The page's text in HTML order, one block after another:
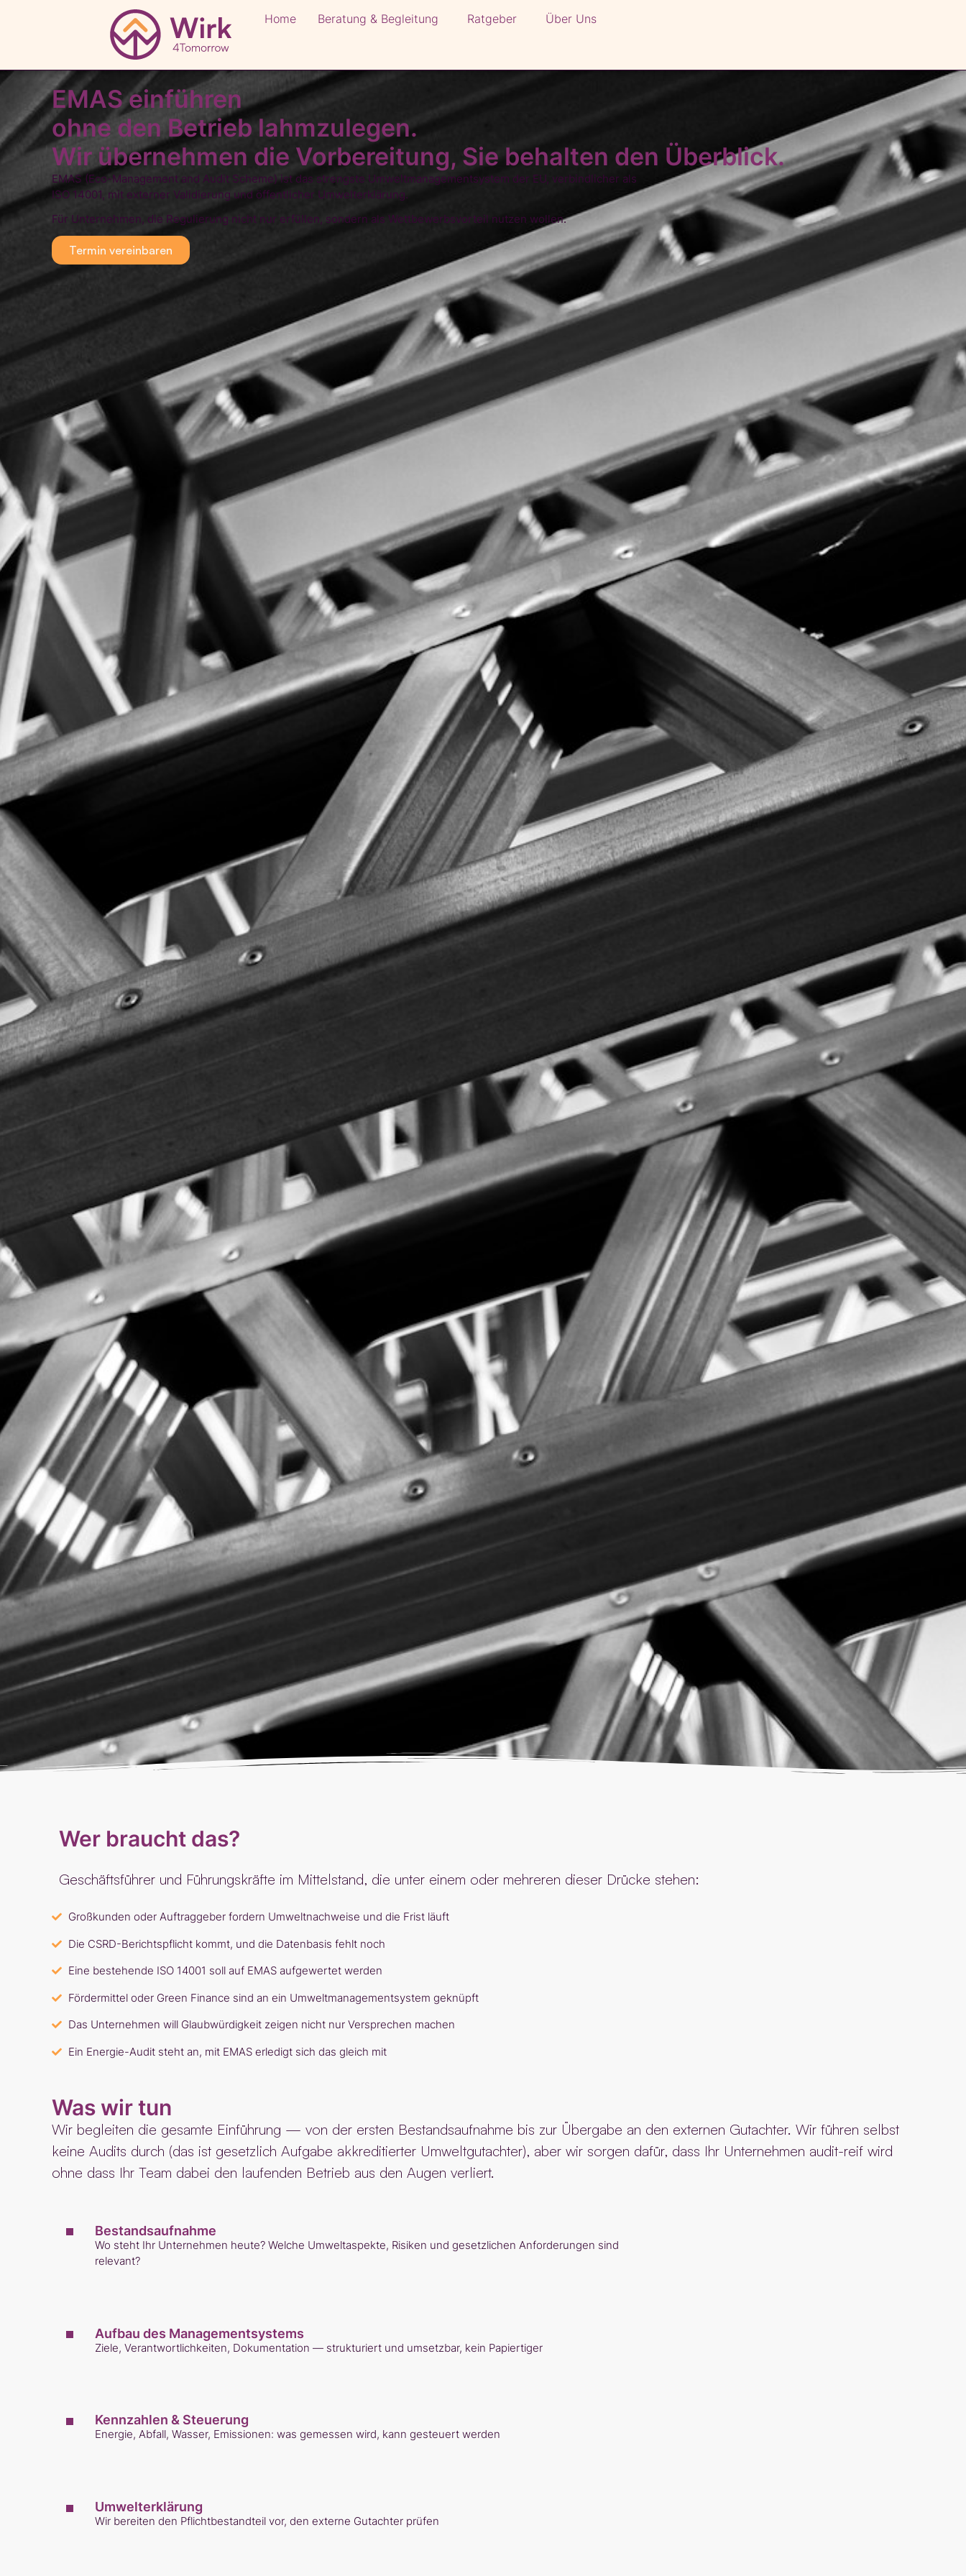
Home Beratung & Begleitung Ratgeber Über Uns
EMAS einführen
ohne den Betrieb lahmzulegen.
Wir übernehmen die Vorbereitung, Sie behalten den Überblick.
EMAS (Eco-Management and Audit Scheme) ist das strengste Umweltmanagementsystem der EU, verbindlicher als
ISO 14001, mit externer Validierung und öffentlicher Umwelterklärung.
Für Unternehmen, die Regulierung nicht nur erfüllen, sondern als Wettbewerbsvorteil nutzen wollen.
Termin vereinbaren
Wer braucht das?
Geschäftsführer und Führungskräfte im Mittelstand, die unter einem oder mehreren dieser Drücke stehen:
Großkunden oder Auftraggeber fordern Umweltnachweise und die Frist läuft
Die CSRD-Berichtspflicht kommt, und die Datenbasis fehlt noch
Eine bestehende ISO 14001 soll auf EMAS aufgewertet werden
Fördermittel oder Green Finance sind an ein Umweltmanagementsystem geknüpft
Das Unternehmen will Glaubwürdigkeit zeigen nicht nur Versprechen machen
Ein Energie-Audit steht an, mit EMAS erledigt sich das gleich mit
Was wir tun
Wir begleiten die gesamte Einführung — von der ersten Bestandsaufnahme bis zur Übergabe an den externen Gutachter. Wir führen selbst
keine Audits durch (das ist gesetzlich Aufgabe akkreditierter Umweltgutachter), aber wir sorgen dafür, dass Ihr Unternehmen audit-reif wird
ohne dass Ihr Team dabei den laufenden Betrieb aus den Augen verliert.
Bestandsaufnahme
Wo steht Ihr Unternehmen heute? Welche Umweltaspekte, Risiken und gesetzlichen Anforderungen sind
relevant?
Aufbau des Managementsystems
Ziele, Verantwortlichkeiten, Dokumentation — strukturiert und umsetzbar, kein Papiertiger
Kennzahlen & Steuerung
Energie, Abfall, Wasser, Emissionen: was gemessen wird, kann gesteuert werden
Umwelterklärung
Wir bereiten den Pflichtbestandteil vor, den externe Gutachter prüfen